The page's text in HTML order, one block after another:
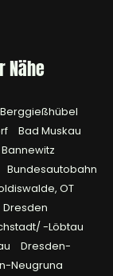
Nähe
Bad Muskau
Bannewitz
Bundesautobahn
OT
Dresden
-Löbtau
Dresden-
Neugruna